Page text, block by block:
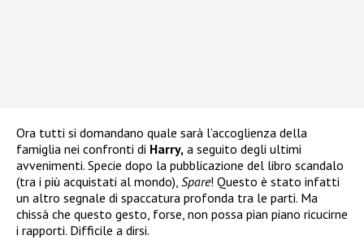
Ora tutti si domandano quale sarà l’accoglienza della
famiglia nei confronti di Harry, a seguito degli ultimi
avvenimenti. Specie dopo la pubblicazione del libro scandalo
(tra i più acquistati al mondo), Spare! Questo è stato infatti
un altro segnale di spaccatura profonda tra le parti. Ma
chissà che questo gesto, forse, non possa pian piano ricucirne
i rapporti. Difficile a dirsi.